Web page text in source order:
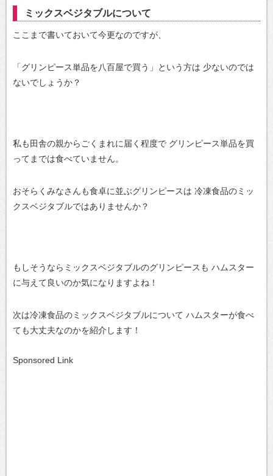
ミックスベジタブルについて
ここまで書いておいて今更なのですが、
「グリンピース単品を八百屋で買う」という方は 少ないのでは
ないでしょうか？
私も田舎の親からごくまれに届く程度で グリンピース単品を買
ってまでは食べていません。
おそらくみなさんも食卓に並ぶグリンピースは 冷凍食品のミッ
クスベジタブルではありませんか？
もしそうならミックスベジタブルのグリンピースも ハムスター
に与えて良いのか気になりますよね！
次は冷凍食品のミックスベジタブルについて ハムスターが食べ
ても大丈夫なのかを紹介します！
Sponsored Link